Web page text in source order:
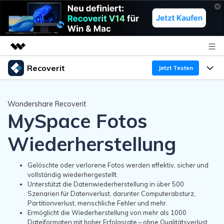
Top-Produkte
Dienstprogramme
Überblick
Lösungen
Über uns
Presseraum
Shop
Support
Recoverit Jetzt Testen
Recoverit für Windows
KI
Ein führendes Tool zur Datenrettung für Windows
Kostenlos Testen
Recoverit für Mac
KI
Funktionen
Wiederherstellung von Laufwerken
Gel?schte Medien wiederherstellen
Exklusive Wiederherstellungsl?sungen Neu
Ressourcen
Warum Recoverit
Experte für Datenrettung
Kundengeschichten
Guide
Wondershare Recoverit
MySpace Fotos
Wiederherstellung
Gelöschte oder verlorene Fotos werden effektiv, sicher und
vollständig wiederhergestellt.
Unterstützt die Datenwiederherstellung in über 500
Szenarien für Datenverlust, darunter Computerabsturz,
Partitionverlust, menschliche Fehler und mehr.
Ermöglicht die Wiederherstellung von mehr als 1000
Dateiformaten mit hoher Erfolgsrate – ohne Qualitätsverlust.